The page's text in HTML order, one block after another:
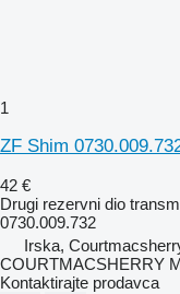
1
ZF Shim
42 €
Drugi rezervni dio
0730.009.732
Irska,
COURTMACSHERRY
Kontaktirajte prodavca